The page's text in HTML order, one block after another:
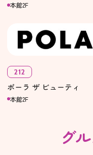
本館2F
212
ポーラ ザ ビューティ
本館2F
グ